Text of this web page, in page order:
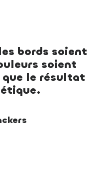
bords soient
soient
que le résultat